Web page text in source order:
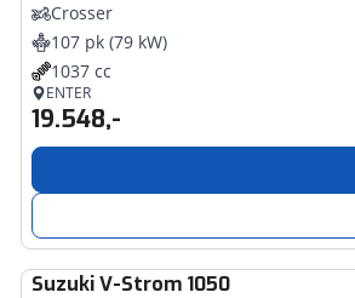
Crosser
107 pk (79 kW)
1037 cc
ENTER
19.548,-
Suzuki V-Strom 1050